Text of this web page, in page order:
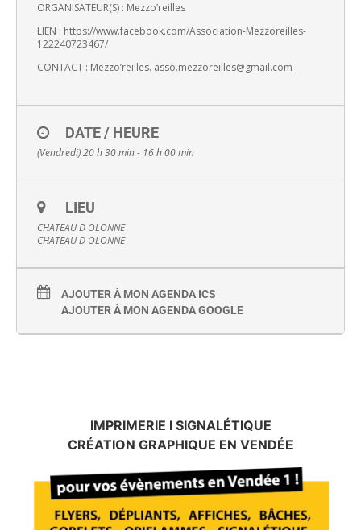
ORGANISATEUR(S) : Mezzo’reilles
LIEN : https://www.facebook.com/Association-Mezzoreilles-
122240723467/
CONTACT : Mezzo’reilles. asso.mezzoreilles@gmail.com
DATE / HEURE
(Vendredi) 20 h 30 min - 16 h 00 min
LIEU
CHATEAU D OLONNE
CHATEAU D OLONNE
AJOUTER À MON AGENDA ICS
AJOUTER À MON AGENDA GOOGLE
IMPRIMERIE I SIGNALÉTIQUE
CRÉATION GRAPHIQUE EN VENDÉE